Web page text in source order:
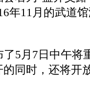
年11月的武道
了5月7日中午将
同时，还将开